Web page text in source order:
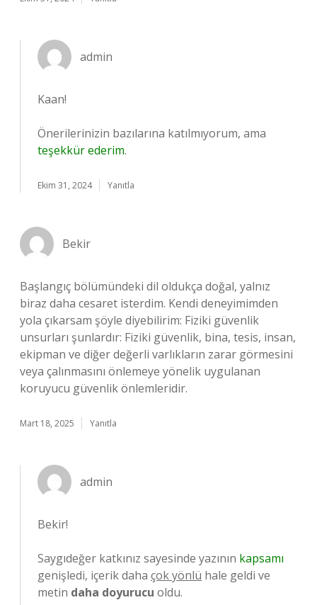
admin
Kaan!
Önerilerinizin bazılarına katılmıyorum, ama
teşekkür ederim.
Ekim 31, 2024 Yanıtla
Bekir
Başlangıç bölümündeki dil oldukça doğal, yalnız
biraz daha cesaret isterdim. Kendi deneyimimden
yola çıkarsam şöyle diyebilirim: Fiziki güvenlik
unsurları şunlardır: Fiziki güvenlik, bina, tesis, insan,
ekipman ve diğer değerli varlıkların zarar görmesini
veya çalınmasını önlemeye yönelik uygulanan
koruyucu güvenlik önlemleridir.
Mart 18, 2025 Yanıtla
admin
Bekir!
Saygıdeğer katkınız sayesinde yazının kapsamı
genişledi, içerik daha çok yönlü hale geldi ve
metin daha doyurucu oldu.